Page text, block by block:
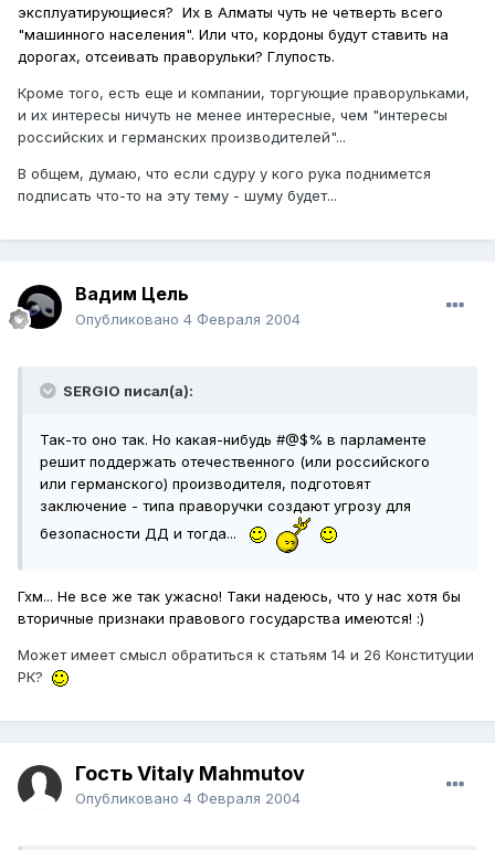
эксплуатирующиеся? Их в Алматы чуть не четверть всего
"машинного населения". Или что, кордоны будут ставить на
дорогах, отсеивать праворульки? Глупость.
Кроме того, есть еще и компании, торгующие праворульками,
и их интересы ничуть не менее интересные, чем "интересы
российских и германских производителей"...
В общем, думаю, что если сдуру у кого рука поднимется
подписать что-то на эту тему - шуму будет...
Вадим Цель
Опубликовано 4 Февраля 2004
SERGIO писал(а):
Так-то оно так. Но какая-нибудь #@$% в парламенте
решит поддержать отечественного (или российского
или германского) производителя, подготовят
заключение - типа праворучки создают угрозу для
безопасности ДД и тогда...
Гхм... Не все же так ужасно! Таки надеюсь, что у нас хотя бы
вторичные признаки правового государства имеются! :)
Может имеет смысл обратиться к статьям 14 и 26 Конституции
РК?
Гость Vitaly Mahmutov
Опубликовано 4 Февраля 2004